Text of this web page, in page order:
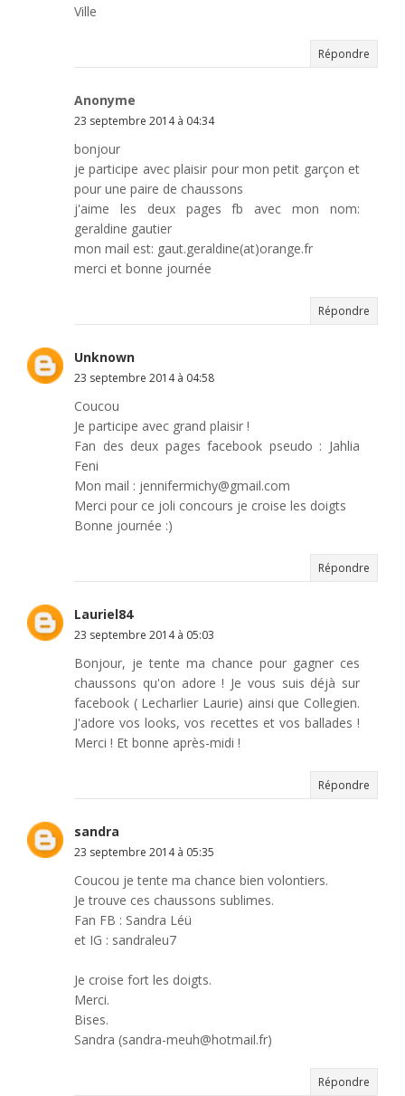
Ville
Répondre
Anonyme
23 septembre 2014 à 04:34
bonjour
je participe avec plaisir pour mon petit garçon et
pour une paire de chaussons
j'aime les deux pages fb avec mon nom:
geraldine gautier
mon mail est: gaut.geraldine(at)orange.fr
merci et bonne journée
Répondre
Unknown
23 septembre 2014 à 04:58
Coucou
Je participe avec grand plaisir !
Fan des deux pages facebook pseudo : Jahlia
Feni
Mon mail : jennifermichy@gmail.com
Merci pour ce joli concours je croise les doigts
Bonne journée :)
Répondre
Lauriel84
23 septembre 2014 à 05:03
Bonjour, je tente ma chance pour gagner ces
chaussons qu'on adore ! Je vous suis déjà sur
facebook ( Lecharlier Laurie) ainsi que Collegien.
J'adore vos looks, vos recettes et vos ballades !
Merci ! Et bonne après-midi !
Répondre
sandra
23 septembre 2014 à 05:35
Coucou je tente ma chance bien volontiers.
Je trouve ces chaussons sublimes.
Fan FB : Sandra Léü
et IG : sandraleu7
Je croise fort les doigts.
Merci.
Bises.
Sandra (sandra-meuh@hotmail.fr)
Répondre